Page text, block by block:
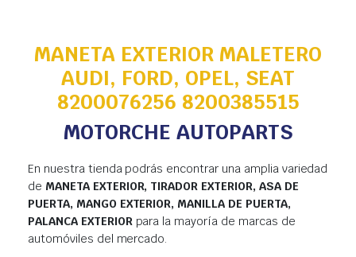
MANETA EXTERIOR MALETERO
AUDI, FORD, OPEL, SEAT
8200076256 8200385515
MOTORCHE AUTOPARTS
En nuestra tienda podrás encontrar una amplia variedad
de MANETA EXTERIOR, TIRADOR EXTERIOR, ASA DE
PUERTA, MANGO EXTERIOR, MANILLA DE PUERTA,
PALANCA EXTERIORpara la mayoría de marcas de
automóviles del mercado.